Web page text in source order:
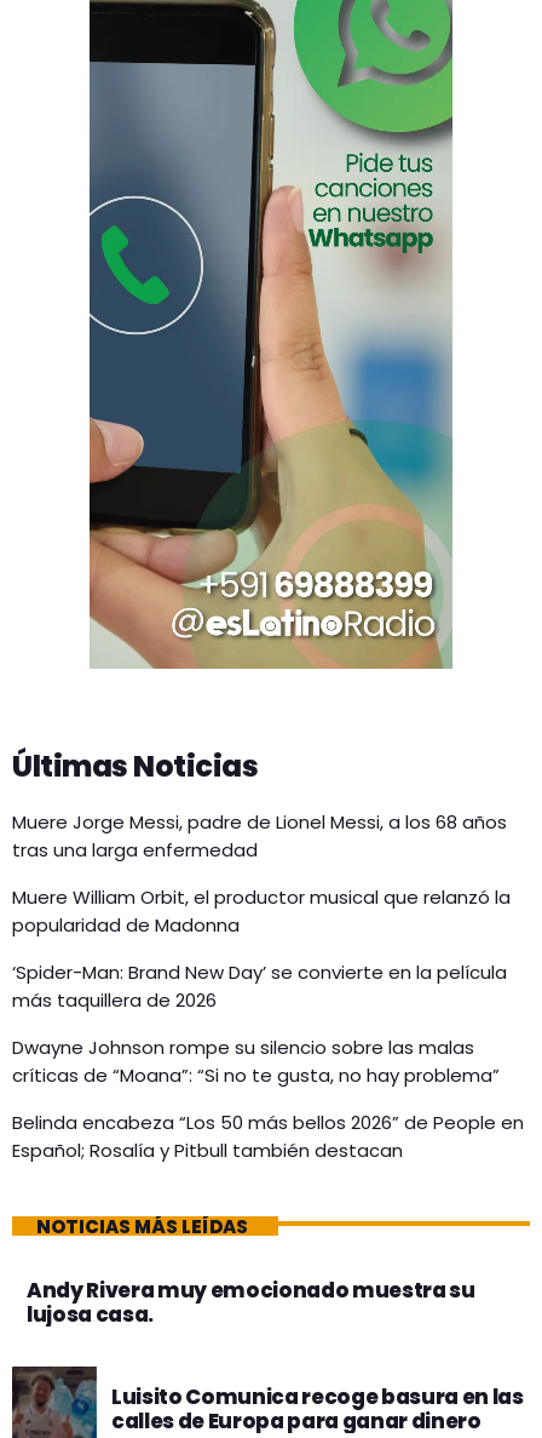
Últimas Noticias
Muere Jorge Messi, padre de Lionel Messi, a los 68 años
tras una larga enfermedad
Muere William Orbit, el productor musical que relanzó la
popularidad de Madonna
‘Spider-Man: Brand New Day’ se convierte en la película
más taquillera de 2026
Dwayne Johnson rompe su silencio sobre las malas
críticas de “Moana”: “Si no te gusta, no hay problema”
Belinda encabeza “Los 50 más bellos 2026” de People en
Español; Rosalía y Pitbull también destacan
NOTICIAS MÁS LEÍDAS
Andy Rivera muy emocionado muestra su
lujosa casa.
Luisito Comunica recoge basura en las
calles de Europa para ganar dinero